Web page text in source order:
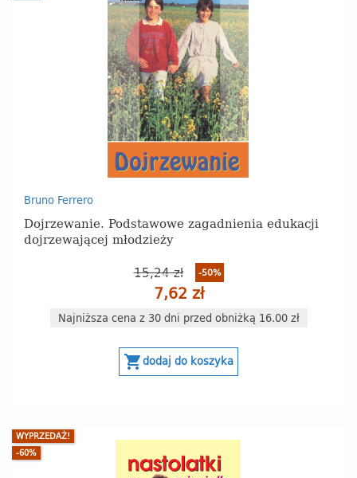
Bruno Ferrero
Dojrzewanie. Podstawowe zagadnienia edukacji
dojrzewającej młodzieży
15,24 zł -50%
7,62 zł
Najniższa cena z 30 dni przed obniżką 16.00 zł
shopping_cartdodaj do koszyka
WYPRZEDAŻ!
-60%